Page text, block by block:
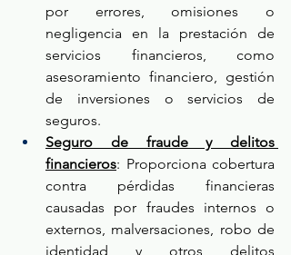
por errores, omisiones o
negligencia en la prestación de
servicios financieros, como
asesoramiento financiero, gestión
de inversiones o servicios de
seguros.
Seguro de fraude y delitos
financieros: Proporciona cobertura
contra pérdidas financieras
causadas por fraudes internos o
externos, malversaciones, robo de
identidad y otros delitos